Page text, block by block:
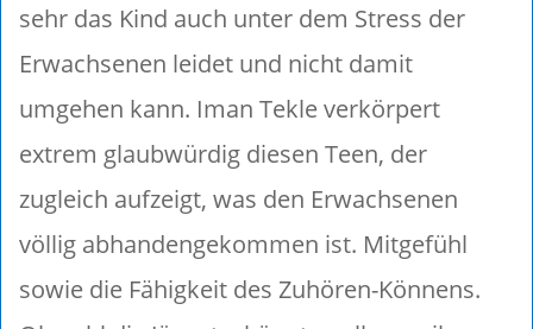
sehr das Kind auch unter dem Stress der
Erwachsenen leidet und nicht damit
umgehen kann. Iman Tekle verkörpert
extrem glaubwürdig diesen Teen, der
zugleich aufzeigt, was den Erwachsenen
völlig abhandengekommen ist. Mitgefühl
sowie die Fähigkeit des Zuhören-Könnens.